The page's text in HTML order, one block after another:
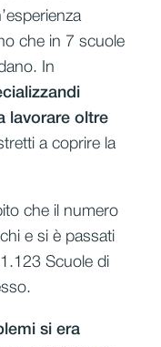
che in 7 scuole
In
lavorare oltre
a coprire la
che il numero
e si è passati
Scuole di
si era